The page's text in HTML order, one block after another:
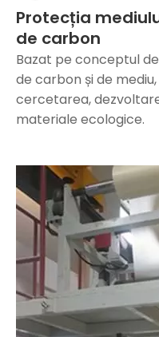
Protecția
de carbon
Bazat pe conceptul
de carbon și de
cercetarea,
materiale ecologice.